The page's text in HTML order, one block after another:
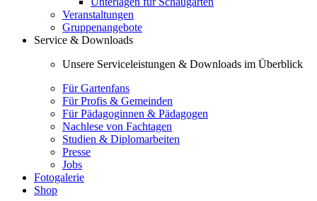
Veranstaltungen
Gruppenangebote
Service & Downloads
Unsere Serviceleistungen & Downloads im Überblick
Für Gartenfans
Für Profis & Gemeinden
Für Pädagoginnen & Pädagogen
Nachlese von Fachtagen
Studien & Diplomarbeiten
Presse
Jobs
Fotogalerie
Shop